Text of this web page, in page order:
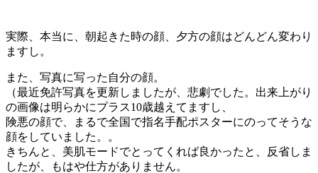
実際、本当に、朝起きた時の顔、夕方の顔はどんどん変わり
ますし。
また、写真に写った自分の顔。
（最近免許写真を更新しましたが、悲劇でした。出来上がり
の画像は明らかにプラス10歳越えてますし、
険悪の顔で、まるで全国で指名手配ポスターにのってそうな
顔をしていました。。
きちんと、美肌モードでとってくれば良かったと、反省しま
したが、もはや仕方がありません。